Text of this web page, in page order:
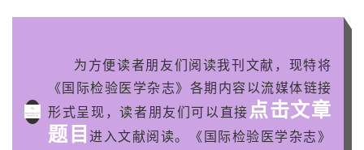
为方便读者朋友们阅读我刊文献，现特将
《国际检验医学杂志》各期内容以流媒体链接
形式呈现，读者朋友们可以直接 点击文章
题目进入文献阅读。《国际检验医学杂志》